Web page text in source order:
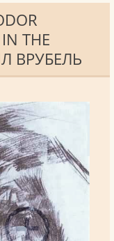
THE
ВРУБЕЛЬ